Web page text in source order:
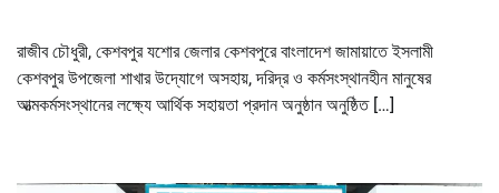
রাজীব চৌধুরী, কেশবপুর যশোর জেলার কেশবপুরে বাংলাদেশ জামায়াতে ইসলামী
কেশবপুর উপজেলা শাখার উদ্যোগে অসহায়, দরিদ্র ও কর্মসংস্থানহীন মানুষের
আত্মকর্মসংস্থানের লক্ষ্যে আর্থিক সহায়তা প্রদান অনুষ্ঠান অনুষ্ঠিত […]